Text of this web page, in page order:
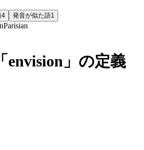
4 発音が似た語1
Parisian
envision」の定義